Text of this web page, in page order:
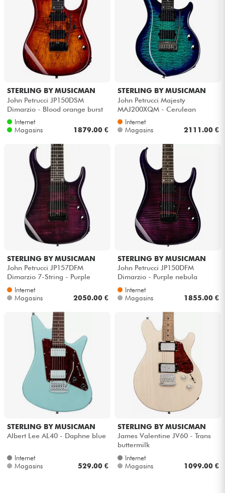
STERLING BY MUSICMAN
John Petrucci JP150DSM
Dimarzio - Blood orange burst
Internet
Magasins
1879.00 €
STERLING BY MUSICMAN
John Petrucci Majesty
MAJ200XQM - Cerulean
paradise
Internet
Magasins
2111.00 €
STERLING BY MUSICMAN
John Petrucci JP157DFM
Dimarzio 7-String - Purple
nebula
Internet
Magasins
2050.00 €
STERLING BY MUSICMAN
John Petrucci JP150DFM
Dimarzio - Purple nebula
Internet
Magasins
1855.00 €
STERLING BY MUSICMAN
Albert Lee AL40 - Daphne blue
Internet
Magasins
529.00 €
STERLING BY MUSICMAN
James Valentine JV60 - Trans
buttermilk
Internet
Magasins
1099.00 €